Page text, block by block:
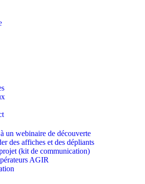
un webinaire de découverte
des affiches et des dépliants
(kit de communication)
AGIR